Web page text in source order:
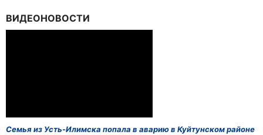
ВИДЕОНОВОСТИ
Семья из Усть-Илимска попала в аварию в Куйтунском районе